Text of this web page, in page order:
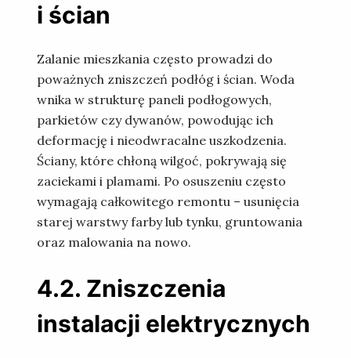
i ścian
Zalanie mieszkania często prowadzi do
poważnych zniszczeń podłóg i ścian. Woda
wnika w strukturę paneli podłogowych,
parkietów czy dywanów, powodując ich
deformację i nieodwracalne uszkodzenia.
Ściany, które chłoną wilgoć, pokrywają się
zaciekami i plamami. Po osuszeniu często
wymagają całkowitego remontu – usunięcia
starej warstwy farby lub tynku, gruntowania
oraz malowania na nowo.
4.2. Zniszczenia
instalacji elektrycznych